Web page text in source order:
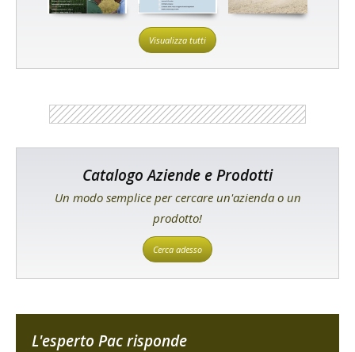
Visualizza tutti
Catalogo Aziende e Prodotti
Un modo semplice per cercare un'azienda o un
prodotto!
Cerca adesso
L'esperto Pac risponde